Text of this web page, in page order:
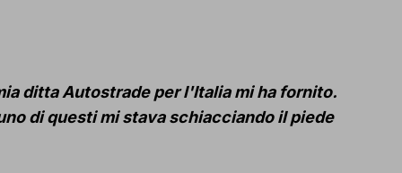
ditta Autostrade per l'Italia mi ha fornito.
di questi mi stava schiacciando il piede